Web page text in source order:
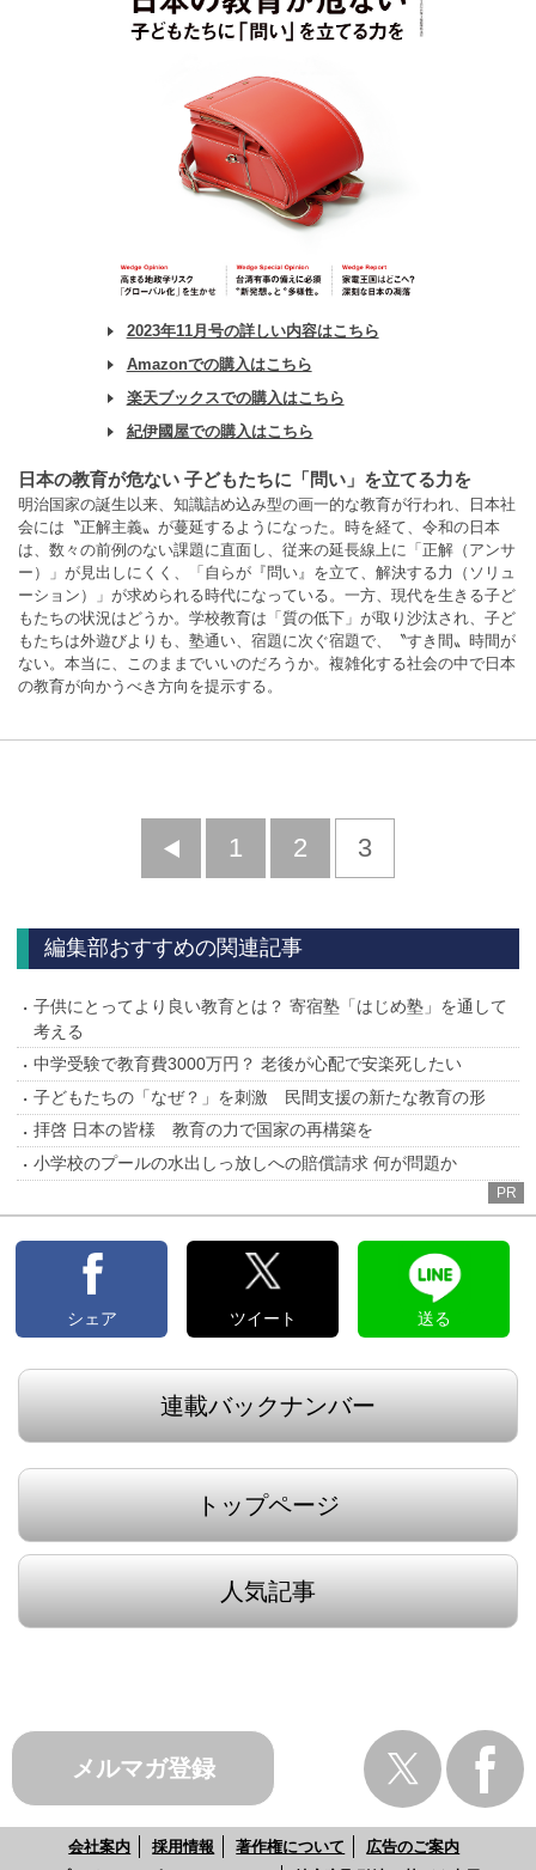
2023年11月号の詳しい内容はこちら
Amazonでの購入はこちら
楽天ブックスでの購入はこちら
紀伊國屋での購入はこちら
日本の教育が危ない 子どもたちに「問い」を立てる力を
明治国家の誕生以来、知識詰め込み型の画一的な教育が行われ、日本社
会には〝正解主義〟が蔓延するようになった。時を経て、令和の日本
は、数々の前例のない課題に直面し、従来の延長線上に「正解（アンサ
ー）」が見出しにくく、「自らが『問い』を立て、解決する力（ソリュ
ーション）」が求められる時代になっている。一方、現代を生きる子ど
もたちの状況はどうか。学校教育は「質の低下」が取り沙汰され、子ど
もたちは外遊びよりも、塾通い、宿題に次ぐ宿題で、〝すき間〟時間が
ない。本当に、このままでいいのだろうか。複雑化する社会の中で日本
の教育が向かうべき方向を提示する。
前
1 2 3
編集部おすすめの関連記事
子供にとってより良い教育とは？ 寄宿塾「はじめ塾」を通して
考える
中学受験で教育費3000万円？ 老後が心配で安楽死したい
子どもたちの「なぜ？」を刺激 民間支援の新たな教育の形
拝啓 日本の皆様 教育の力で国家の再構築を
小学校のプールの水出しっ放しへの賠償請求 何が問題か
PR
シェア ツイート 送る
連載バックナンバー
トップページ
人気記事
メルマガ登録
会社案内 採用情報 著作権について
広告のご案内